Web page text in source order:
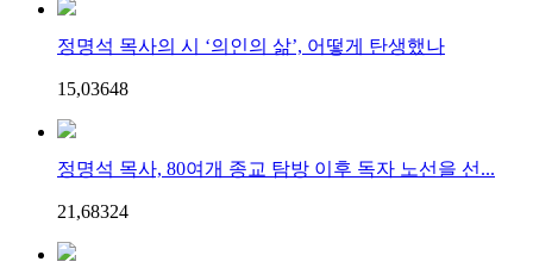
정명석 목사의 시 ‘의인의 삶’, 어떻게 탄생했나
15,03648
정명석 목사, 80여개 종교 탐방 이후 독자 노선을 선...
21,68324